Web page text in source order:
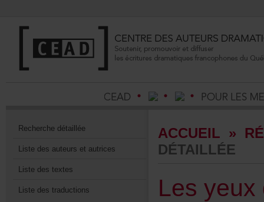
Recherchedétaillée
Listedesauteursetautrices
Listedestextes
Listedestraductions
ACCUEIL »
DÉTAILLÉE